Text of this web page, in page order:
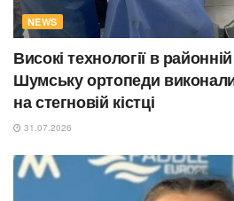
NEWS
Високі технології в
Шумську ортопеди
на стегновій кістці
31.07.2026